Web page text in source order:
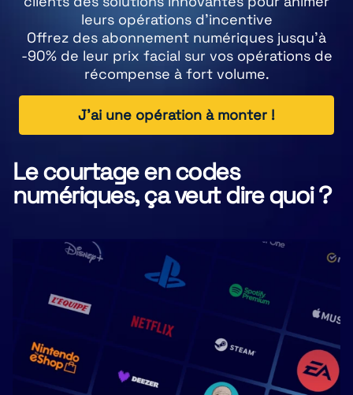
leurs opérations d'incentive
Offrez des abonnement numériques jusqu'à
-90% de leur prix facial sur vos opérations de
récompense à fort volume.
J'ai une opération à monter !
Le courtage en codes
numériques, ça veut dire quoi ?